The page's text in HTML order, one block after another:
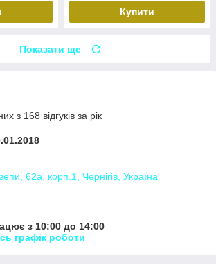
Купити
Показати ще
з 168 відгуків за рік
62а, корп.1, Чернігів, Україна
з 10:00 до 14:00
графік роботи